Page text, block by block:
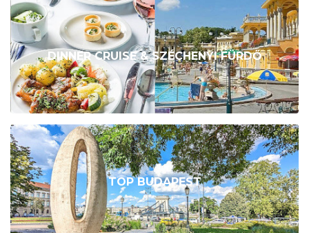
DINNER CRUISE & SZÉCHENYI FÜRDŐ
TOP BUDAPEST